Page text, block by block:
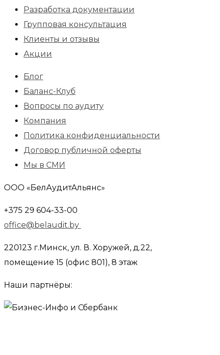
Разработка документации
Групповая консультация
Клиенты и отзывы
Акции
Блог
Баланс-Клуб
Вопросы по аудиту
Компания
Политика конфиденциальности
Договор публичной оферты
Мы в СМИ
ООО «БелАудитАльянс»
+375 29 604-33-00
office@belaudit.by
220123 г.Минск, ул. В. Хоружей, д.22,
помещение 15 (офис 801), 8 этаж
Наши партнёры: